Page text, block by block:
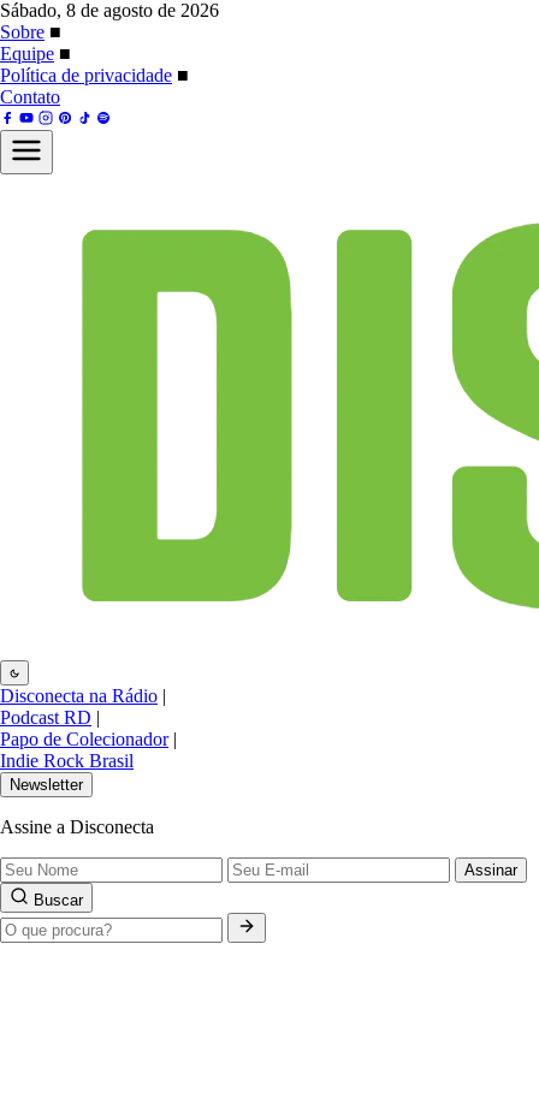
Sábado, 8 de agosto de 2026
Sobre ■
Equipe ■
Política de privacidade ■
Contato
Disconecta na Rádio |
Podcast RD |
Papo de Colecionador |
Indie Rock Brasil
Newsletter
Assine a Disconecta
Assinar
Buscar